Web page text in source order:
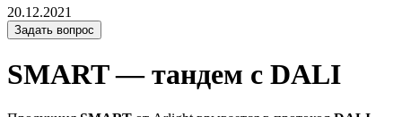
20.12.2021
Задать вопрос
SMART — тандем с DALI